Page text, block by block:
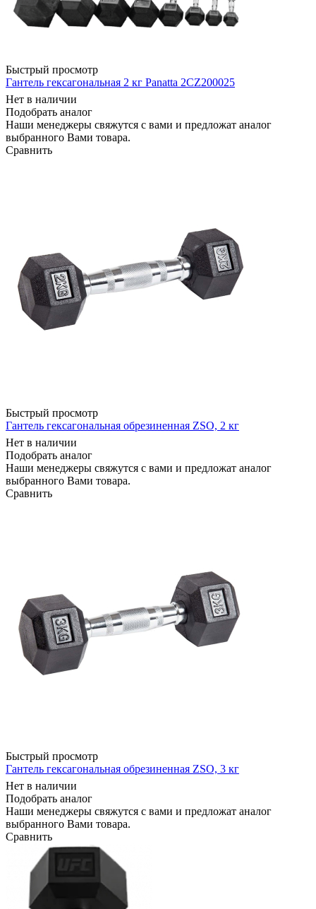
Быстрый просмотр
Гантель гексагональная 2 кг Panatta 2CZ200025
Нет в наличии
Подобрать аналог
Наши менеджеры свяжутся с вами и предложат аналог
выбранного Вами товара.
Сравнить
Быстрый просмотр
Гантель гексагональная обрезиненная ZSO, 2 кг
Нет в наличии
Подобрать аналог
Наши менеджеры свяжутся с вами и предложат аналог
выбранного Вами товара.
Сравнить
Быстрый просмотр
Гантель гексагональная обрезиненная ZSO, 3 кг
Нет в наличии
Подобрать аналог
Наши менеджеры свяжутся с вами и предложат аналог
выбранного Вами товара.
Сравнить